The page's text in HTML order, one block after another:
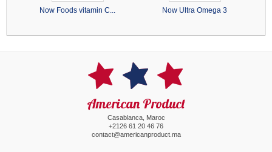
Now Foods vitamin C... Now Ultra Omega 3
American Product
Casablanca, Maroc
+2126 61 20 46 76
contact@americanproduct.ma